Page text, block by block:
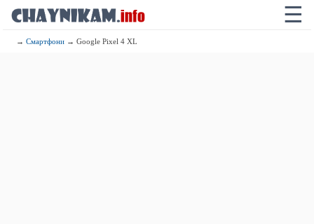
☰
→Смартфони → Google Pixel 4 XL